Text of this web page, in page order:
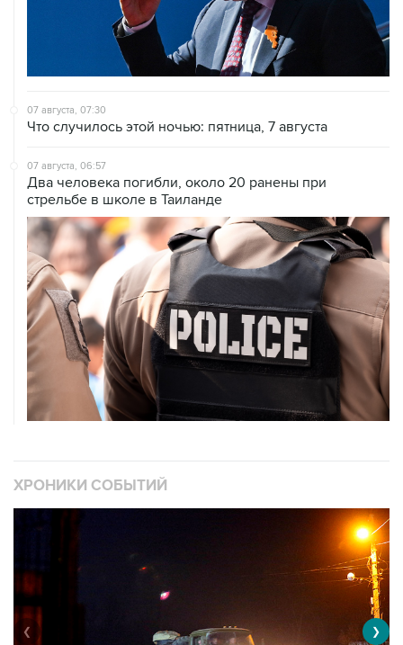
07 августа, 07:30
Что случилось этой ночью: пятница, 7 августа
07 августа, 06:57
Два человека погибли, около 20 ранены при
стрельбе в школе в Таиланде
ХРОНИКИ СОБЫТИЙ
❮ ❯